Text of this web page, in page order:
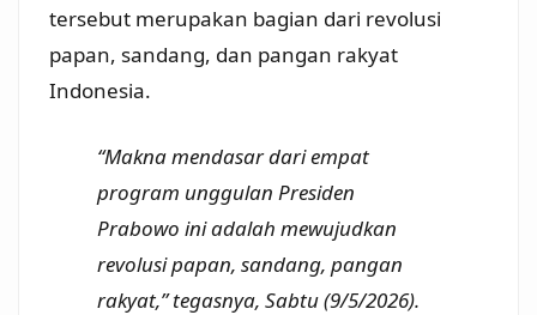
tersebut merupakan bagian dari revolusi
papan, sandang, dan pangan rakyat
Indonesia.
“Makna mendasar dari empat
program unggulan Presiden
Prabowo ini adalah mewujudkan
revolusi papan, sandang, pangan
rakyat,” tegasnya, Sabtu (9/5/2026).